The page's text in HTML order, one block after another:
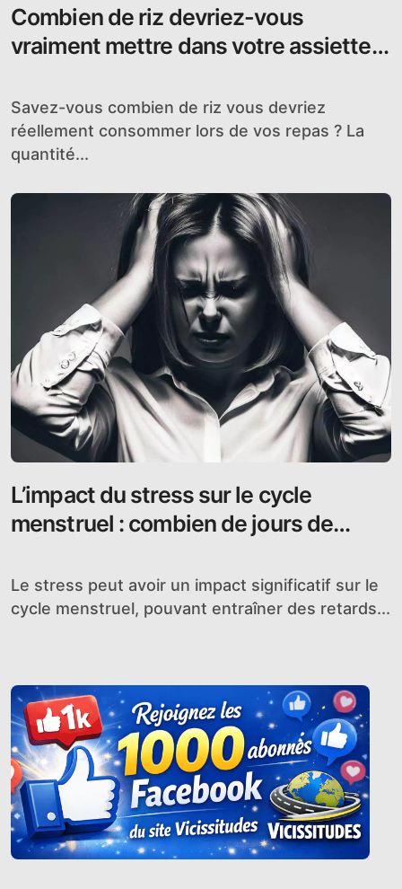
Combien de riz devriez-vous
vraiment mettre dans votre assiette ?
une personne !
Savez-vous combien de riz vous devriez
réellement consommer lors de vos repas ? La
quantité...
L’impact du stress sur le cycle
menstruel : combien de jours de
Le stress peut avoir un impact significatif sur le
cycle menstruel, pouvant entraîner des retards...